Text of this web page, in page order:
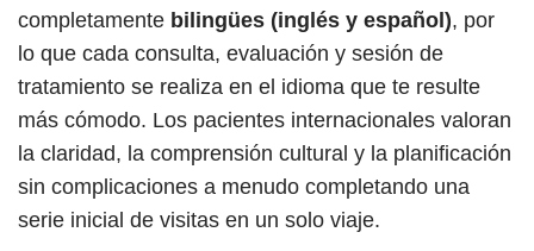
completamente bilingües (inglés y español), por
lo que cada consulta, evaluación y sesión de
tratamiento se realiza en el idioma que te resulte
más cómodo. Los pacientes internacionales valoran
la claridad, la comprensión cultural y la planificación
sin complicaciones a menudo completando una
serie inicial de visitas en un solo viaje.